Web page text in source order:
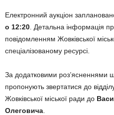
Електронний аукціон
о 12:20 . Детальна інформація
повідомленням Жовківської
спеціалізованому ресурсі.
За додатковими роз’ясненнями
пропонують звертатися до
Жовківської міської ради до
Олеговича